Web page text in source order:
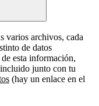
varios archivos, cada
de datos
esta información,
junto con tu
(hay un enlace en el